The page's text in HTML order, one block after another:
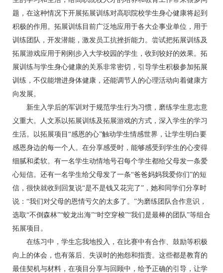
题，在这种情况下开展拓展训练对高职院校学生身心健康将起到
积极的作用。拓展训练目前广泛地应用于各大企事业单位，用于
训练团队，开发潜能，激发员工抗挫折能力。尝试把拓展训练及
拓展游戏应用于刚刚步入大学校园的学生，收到较好的效果。拓
展训练与学生身心健康的关系非常密切，引导学生积极参加拓展
训练，不仅能增进身体健康，还能调节人的心理活动向着健康方
向发展。
新生入学后的军训对于规范学生行为习惯，磨练学生意志意
义重大。人文系以拓展训练及拓展游戏的方式，深入学生的学习
生活。以拓展项目“感恩的心”触动学生情感世界，让学生明白要
感恩身边的每一个人。在分享感受时，能够感受到学生的心变得
细腻和柔软。有一名学生动情地号召每个学生都给父母发一条爱
心短信。还有一名学生给父母发了一条“爸爸妈妈我爱你们”的短
信，很快就收到回复说“是不是钱又花完了”，她和同学们分享时
说：“我们对父母的恩情亏欠的太多了。”为磨练团队合作意识，
选取“不倒森林”“蛟龙出海”“时空穿梭”“我们是最棒的团队”等组合
拓展项目。
在练习中，学生忘我地投入，在比赛中有合作、鼓励等积极
向上的体会，也有落后、失误时的抱怨和指责。这些都是教育的
最佳契机与材料，在项目分享与回顾中，给予正确的引导，让学